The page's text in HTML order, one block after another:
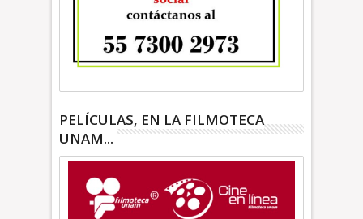
PELÍCULAS, EN LA FILMOTECA
UNAM...